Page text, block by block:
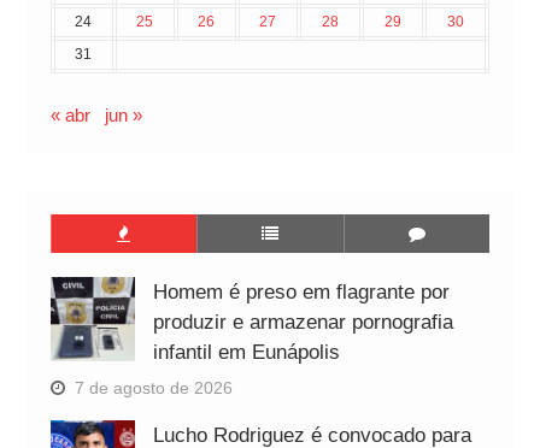
24
25 26 27 28 29
30
31
« abr jun »
Homem é preso em flagrante por
produzir e armazenar pornografia
infantil em Eunápolis
7 de agosto de 2026
Lucho Rodriguez é convocado para